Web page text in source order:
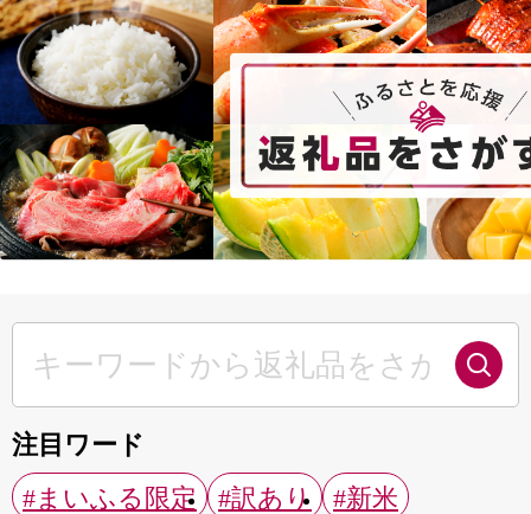
注目ワード
#まいふる限定
#訳あり
#新米